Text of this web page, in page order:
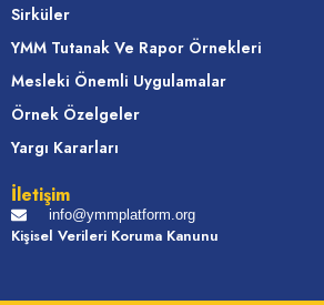
Sirküler
YMM Tutanak Ve Rapor Örnekleri
Mesleki Önemli Uygulamalar
Örnek Özelgeler
Yargı Kararları
İletişim
info@ymmplatform.org
Kişisel Verileri Koruma Kanunu